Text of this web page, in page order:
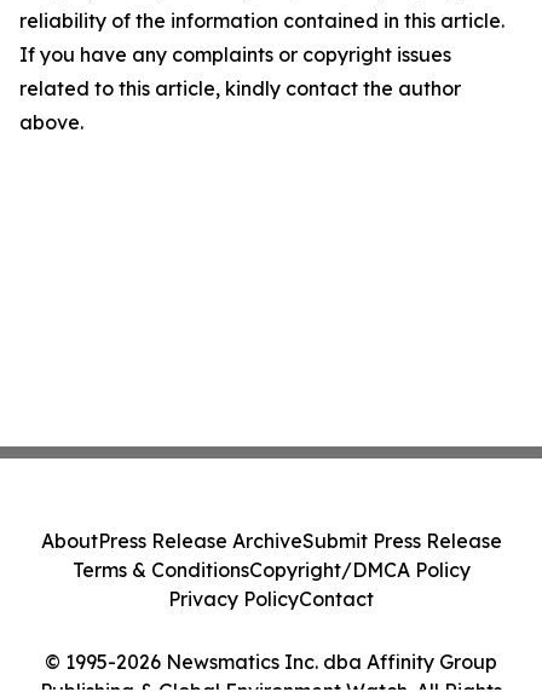
reliability of the information contained in this article.
If you have any complaints or copyright issues
related to this article, kindly contact the author
above.
© 1995-2026 Newsmatics Inc. dba Affinity Group
AboutPress Release ArchiveSubmit Press Release
Terms & ConditionsCopyright/DMCA Policy
Privacy PolicyContact